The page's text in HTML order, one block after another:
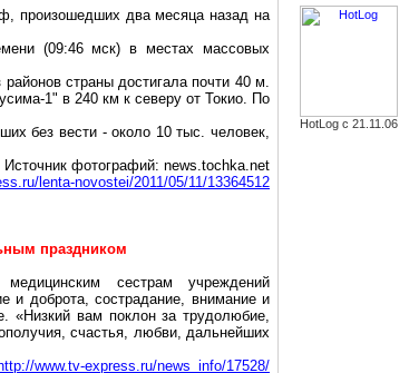
произошедших два месяца назад на
(09:46 мск) в местах массовых
страны достигала почти 40 м.
1" в 240 км к северу от Токио. По
без вести - около 10 тыс. человек,
Источник фотографий: news.tochka.net
lenta-novostei/2011/05/11/13364512
праздником
сестрам учреждений
и доброта, сострадание, внимание и
«Низкий вам поклон за трудолюбие,
счастья, любви, дальнейших
http://www.tv-express.ru/news_info/17528/
HotLog с 21.11.06